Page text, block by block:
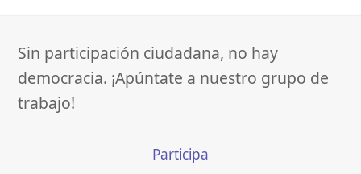
Sin participación ciudadana, no hay
democracia. ¡Apúntate a nuestro grupo de
trabajo!
Participa